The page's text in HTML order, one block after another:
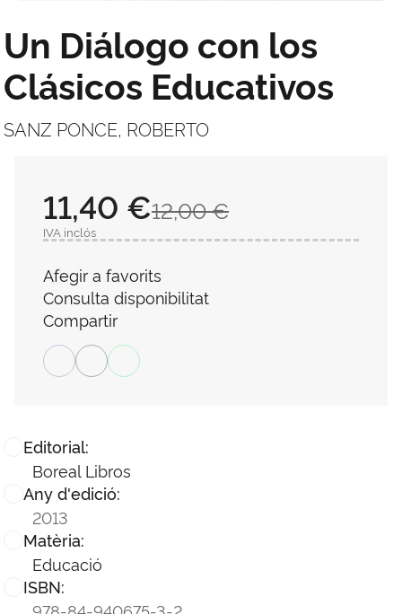
Un Diálogo con los
Clásicos Educativos
SANZ PONCE, ROBERTO
Editorial:
Boreal Libros
Any d'edició:
2013
Matèria:
Educació
ISBN:
12,00 €
11,40 €
IVA inclós
Afegir a favorits
Consulta disponibilitat
Compartir